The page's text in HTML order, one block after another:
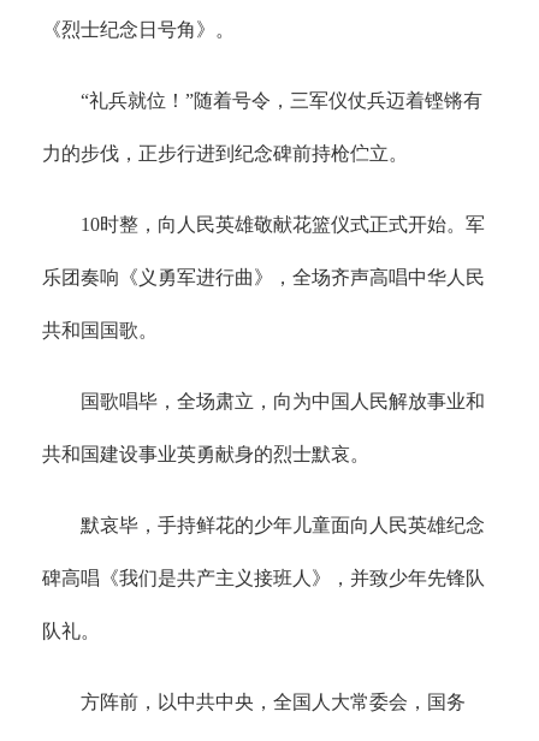
《烈士纪念日号角》。
“礼兵就位！”随着号令，三军仪仗兵迈着铿锵有
力的步伐，正步行进到纪念碑前持枪伫立。
10时整，向人民英雄敬献花篮仪式正式开始。军
乐团奏响《义勇军进行曲》，全场齐声高唱中华人民
共和国国歌。
国歌唱毕，全场肃立，向为中国人民解放事业和
共和国建设事业英勇献身的烈士默哀。
默哀毕，手持鲜花的少年儿童面向人民英雄纪念
碑高唱《我们是共产主义接班人》，并致少年先锋队
队礼。
方阵前，以中共中央，全国人大常委会，国务